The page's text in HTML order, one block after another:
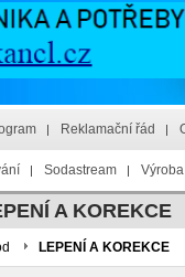
Reklamační řád
Sodastream
A KOREKCE
LEPENÍ A KOREKCE